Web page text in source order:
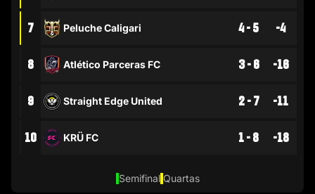
7 Peluche Caligari 4 - 5 -4
8 Atlético Parceras FC 3 - 6 -16
9 Straight Edge United 2 - 7 -11
10 KRÜ FC 1 - 8 -18
Semifinal Quartas